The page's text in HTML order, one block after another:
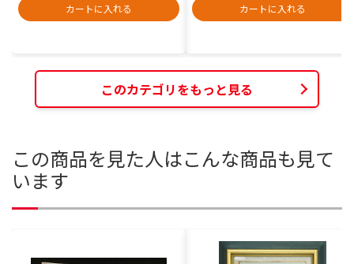
カートに入れる
カートに入れる
このカテゴリをもっと見る
この商品を見た人はこんな商品も見て
います